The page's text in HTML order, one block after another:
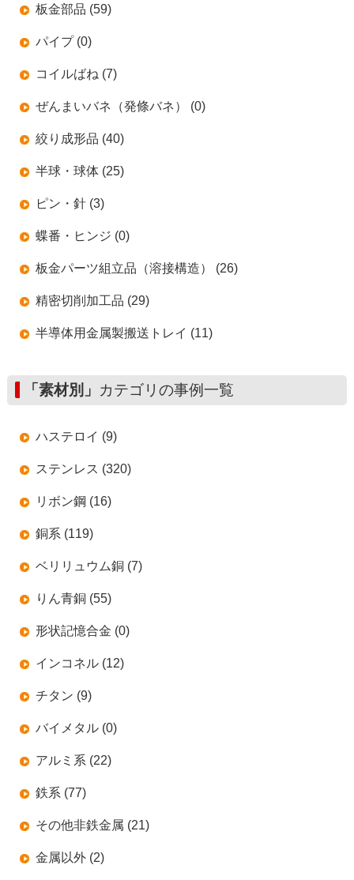
板金部品 (59)
パイプ (0)
コイルばね (7)
ぜんまいバネ（発條バネ） (0)
絞り成形品 (40)
半球・球体 (25)
ピン・針 (3)
蝶番・ヒンジ (0)
板金パーツ組立品（溶接構造） (26)
精密切削加工品 (29)
半導体用金属製搬送トレイ (11)
「素材別」 カテゴリの事例一覧
ハステロイ (9)
ステンレス (320)
リボン鋼 (16)
銅系 (119)
ベリリュウム銅 (7)
りん青銅 (55)
形状記憶合金 (0)
インコネル (12)
チタン (9)
バイメタル (0)
アルミ系 (22)
鉄系 (77)
その他非鉄金属 (21)
金属以外 (2)